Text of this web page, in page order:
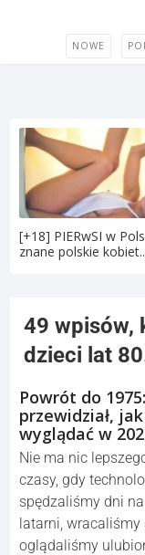
NOWE
[+18] PIERwSI w
znane polskie
49 wpisów,
dzieci lat
Powrót do
przewidział,
wyglądać w
Nie ma nic
czasy, gdy
spędzaliśmy dni
latarni, wracaliśmy
oglądaliśmy